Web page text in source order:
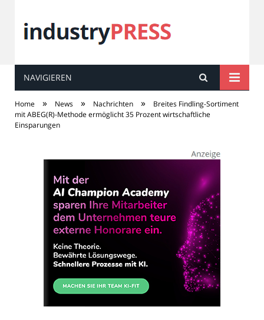
industryPRESS
NAVIGIEREN
Home » News » Nachrichten »
Breites Findling-Sortiment
mit ABEG(R)-Methode ermöglicht 35 Prozent wirtschaftliche
Einsparungen